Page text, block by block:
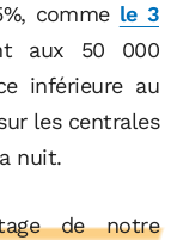
comme le 3
aux 50 000
inférieure au
les centrales
nuit.
de notre